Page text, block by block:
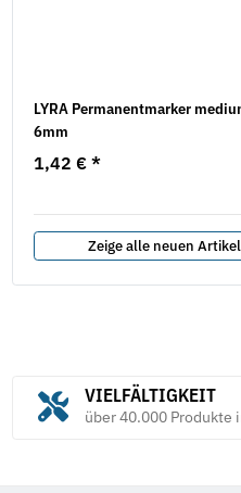
LYRA Permanentmarker
6mm
1,42 € *
Zeige alle neuen Artikel
VIELFÄLTIGKEIT
über 40.000 Produkte